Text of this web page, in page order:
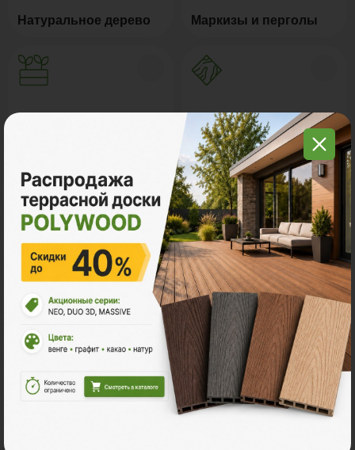
Натуральное дерево Маркизы и перголы
Керамогранит
Новинки